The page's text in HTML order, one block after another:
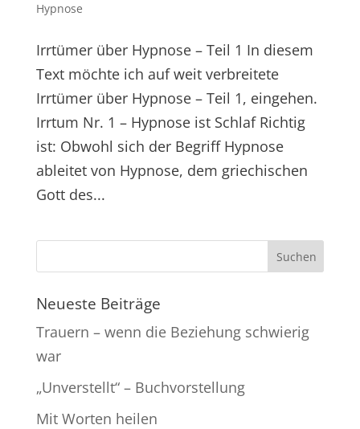
Hypnose
Irrtümer über Hypnose – Teil 1 In diesem
Text möchte ich auf weit verbreitete
Irrtümer über Hypnose – Teil 1, eingehen.
Irrtum Nr. 1 – Hypnose ist Schlaf Richtig
ist: Obwohl sich der Begriff Hypnose
ableitet von Hypnose, dem griechischen
Gott des...
Neueste Beiträge
Trauern – wenn die Beziehung schwierig
war
„Unverstellt“ – Buchvorstellung
Mit Worten heilen